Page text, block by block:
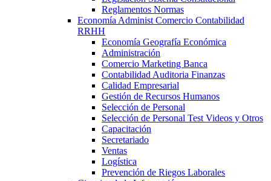
Reglamentos Normas
Economía Administ Comercio Contabilidad
RRHH
Economía Geografía Económica
Administración
Comercio Marketing Banca
Contabilidad Auditoria Finanzas
Calidad Empresarial
Gestión de Recursos Humanos
Selección de Personal
Selección de Personal Test Videos y Otros
Capacitación
Secretariado
Ventas
Logística
Prevención de Riegos Laborales